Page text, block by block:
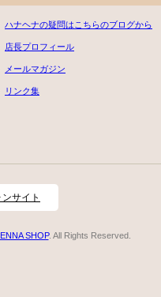
ハナヘナの疑問はこちらのブログから
店長プロフィール
メールマガジン
リンク集
サイト
SHOP. All Rights Reserved.